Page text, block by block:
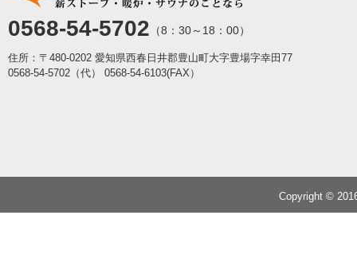
0568-54-5702 （8：30～18：00）
住所：〒480-0202 愛知県西春日井郡豊山町大字豊場字幸田77
0568-54-5702（代）
0568-54-6103(FAX）
Copyright ©